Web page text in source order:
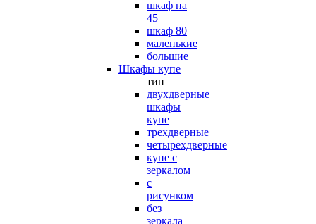
шкаф на
45
шкаф 80
маленькие
большие
Шкафы купе
тип
двухдверные
шкафы
купе
трехдверные
четырехдверные
купе с
зеркалом
с
рисунком
без
зеркала